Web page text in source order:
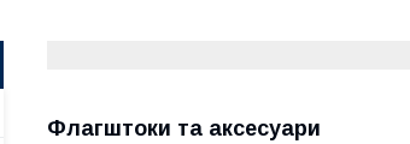
Флагштоки та аксесуари